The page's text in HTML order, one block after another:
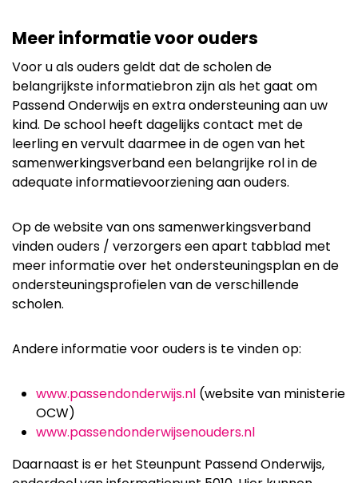
Meer informatie voor ouders
Voor u als ouders geldt dat de scholen de
belangrijkste informatiebron zijn als het gaat om
Passend Onderwijs en extra ondersteuning aan uw
kind. De school heeft dagelijks contact met de
leerling en vervult daarmee in de ogen van het
samenwerkingsverband een belangrijke rol in de
adequate informatievoorziening aan ouders.
Op de website van ons samenwerkingsverband
vinden ouders / verzorgers een apart tabblad met
meer informatie over het ondersteuningsplan en de
ondersteuningsprofielen van de verschillende
scholen.
Andere informatie voor ouders is te vinden op:
www.passendonderwijs.nl (website van ministerie
OCW)
www.passendonderwijsenouders.nl
Daarnaast is er het Steunpunt Passend Onderwijs,